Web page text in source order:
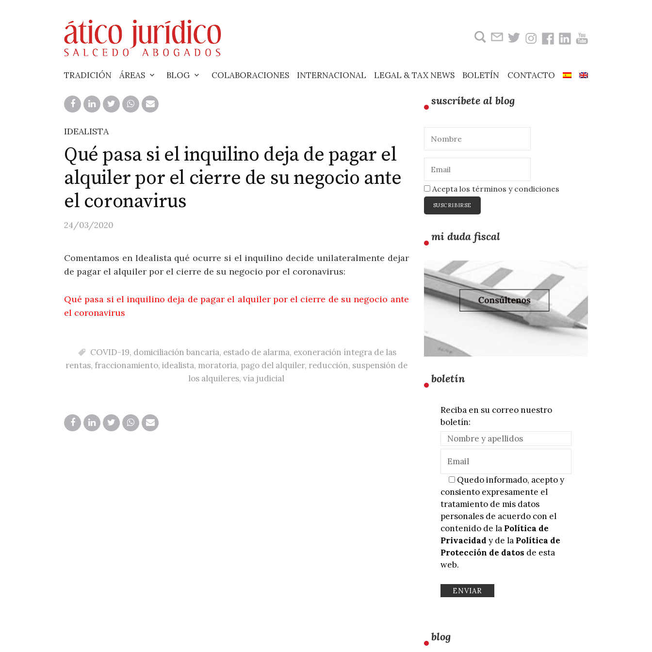
TRADICIÓN ÁREAS BLOG COLABORACIONES INTERNACIONAL LEGAL & TAX NEWS BOLETÍN CONTACTO
IDEALISTA
Qué pasa si el inquilino deja de pagar el
alquiler por el cierre de su negocio ante
el coronavirus
24/03/2020
Comentamos en Idealista qué ocurre si el inquilino decide unilateralmente dejar
de pagar el alquiler por el cierre de su negocio por el coronavirus:
Qué pasa si el inquilino deja de pagar el alquiler por el cierre de su negocio ante
el coronavirus
COVID-19, domiciliación bancaria, estado de alarma, exoneración íntegra de las
rentas, fraccionamiento, idealista, moratoria, pago del alquiler, reducción, suspensión de
los alquileres,vía judicial
suscríbete al blog
Acepta los términos y condiciones
mi duda fiscal
boletín
Reciba en su correo nuestro
boletín:
Quedo informado, acepto y
consiento expresamente el
tratamiento de mis datos
personales de acuerdo con el
contenido de la Política de
Privacidad y de la Política de
Protección de datos de esta
web.
blog